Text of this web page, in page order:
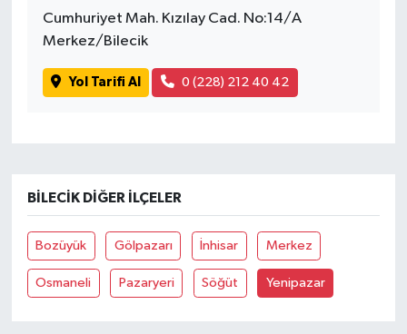
Cumhuriyet Mah. Kızılay Cad. No:14/A
Merkez/Bilecik
Yol Tarifi Al 0 (228) 212 40 42
BILECIK DIĞER İLÇELER
Bozüyük Gölpazarı İnhisar Merkez
Osmaneli Pazaryeri Söğüt Yenipazar